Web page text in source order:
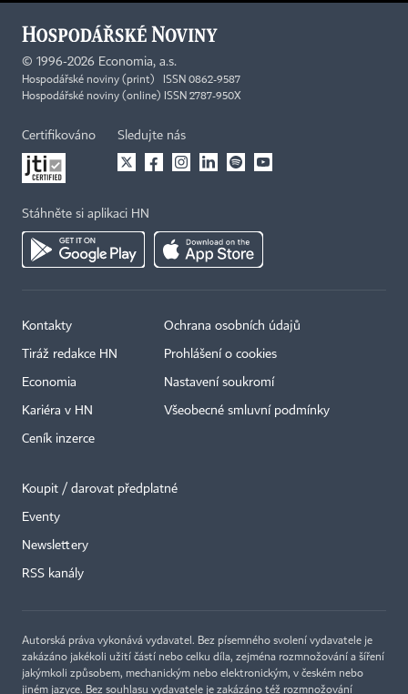
© 1996-2026 Economia, a.s.
Hospodářské noviny (print) ISSN 0862-9587
Hospodářské noviny (online) ISSN 2787-950X
Certifikováno Sledujte nás
Stáhněte si aplikaci HN
Kontakty
Tiráž redakce HN
Economia
Kariéra v HN
Ceník inzerce
Ochrana osobních údajů
Prohlášení o cookies
Nastavení soukromí
Všeobecné smluvní podmínky
Koupit / darovat předplatné
Eventy
Newslettery
RSS kanály
Autorská práva vykonává vydavatel. Bez písemného svolení vydavatele je
zakázáno jakékoli užití částí nebo celku díla, zejména rozmnožování a šíření
jakýmkoli způsobem, mechanickým nebo elektronickým, v českém nebo
jiném jazyce. Bez souhlasu vydavatele je zakázáno též rozmnožování